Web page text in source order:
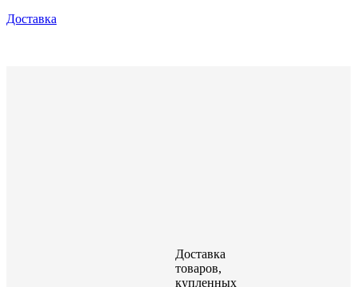
Доставка
Доставка
товаров,
купленных